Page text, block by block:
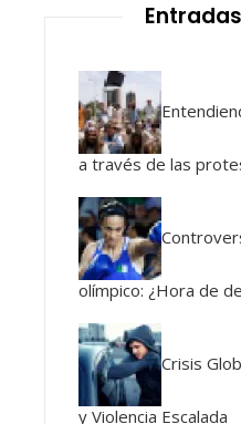
a través de las
olímpico: ¿Hora de
Crisis
y Violencia Escalada